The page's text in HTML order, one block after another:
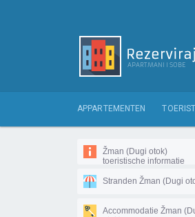
APPARTEMENTEN
Žman (Dugi otok)
toeristische informatie
Stranden Žman (Dugi
Accommodatie Žman